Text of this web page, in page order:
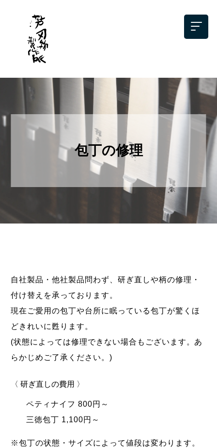
包丁の修理
自社製品・他社製品問わず、研ぎ直しや柄の修理・
付け替えを承っております。
現在ご愛用の包丁や台所に眠っている包丁が驚くほ
どきれいに甦ります。
(状態によっては修理できない場合もございます。あ
らかじめご了承ください。)
〈 研ぎ直しの費用 〉
ペティナイフ 800円～
三徳包丁 1,100円～
※包丁の状態・サイズによって値段は変わります。